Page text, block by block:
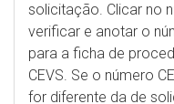
solicitação. Clicar no
verificar e anotar o
para a ficha de
CEVS. Se o número
for diferente da de